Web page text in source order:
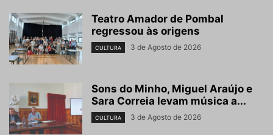
Teatro Amador de Pombal
regressou às origens
CULTURA 3 de Agosto de 2026
Sons do Minho, Miguel Araújo e
Sara Correia levam música a...
CULTURA 3 de Agosto de 2026